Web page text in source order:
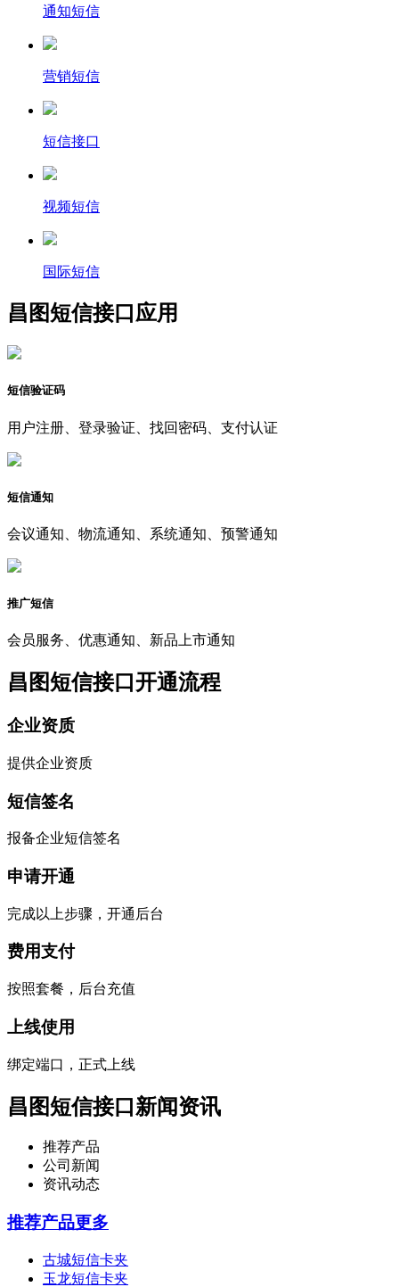
通知短信
营销短信
短信接口
视频短信
国际短信
昌图短信接口应用
短信验证码
用户注册、登录验证、找回密码、支付认证
短信通知
会议通知、物流通知、系统通知、预警通知
推广短信
会员服务、优惠通知、新品上市通知
昌图短信接口开通流程
企业资质
提供企业资质
短信签名
报备企业短信签名
申请开通
完成以上步骤，开通后台
费用支付
按照套餐，后台充值
上线使用
绑定端口，正式上线
昌图短信接口新闻资讯
推荐产品
公司新闻
资讯动态
推荐产品更多
古城短信卡夹
玉龙短信卡夹